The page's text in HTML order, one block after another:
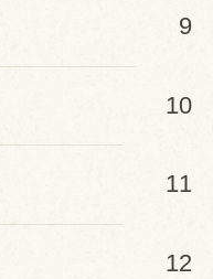
9
10
11
12